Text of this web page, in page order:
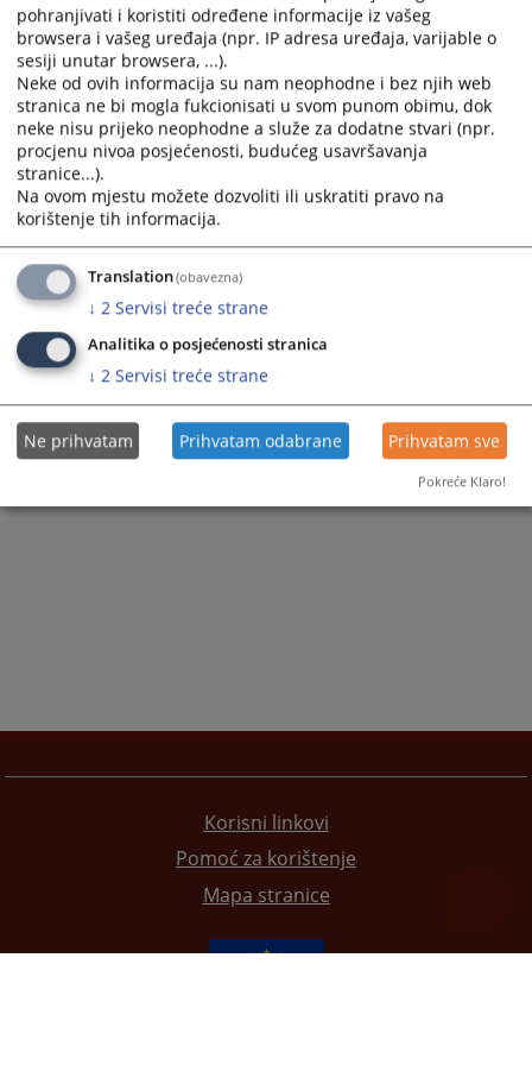
Prikazana vijest je na: Srpski jezik
Prateći dokumenti
Rješenje o obustavi likvidacije i otvaranju stečaja
Korisni linkovi
Pomoć za korištenje
Mapa stranice
pohranjivati i koristiti određene informacije iz vašeg
browsera i vašeg uređaja (npr. IP adresa uređaja, varijable o
sesiji unutar browsera, ...).
Neke od ovih informacija su nam neophodne i bez njih web
stranica ne bi mogla fukcionisati u svom punom obimu, dok
neke nisu prijeko neophodne a služe za dodatne stvari (npr.
procjenu nivoa posjećenosti, budućeg usavršavanja
stranice...).
Na ovom mjestu možete dozvoliti ili uskratiti pravo na
korištenje tih informacija.
Translation(obavezna)
↓ 2 Servisi treće strane
Analitika o posjećenosti stranica
↓ 2 Servisi treće strane
Ne prihvatam Prihvatam odabrane Prihvatam sve
Pokreće Klaro!